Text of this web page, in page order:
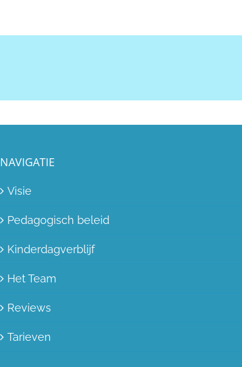
NAVIGATIE
Visie
Pedagogisch beleid
Kinderdagverblijf
Het Team
Reviews
Tarieven